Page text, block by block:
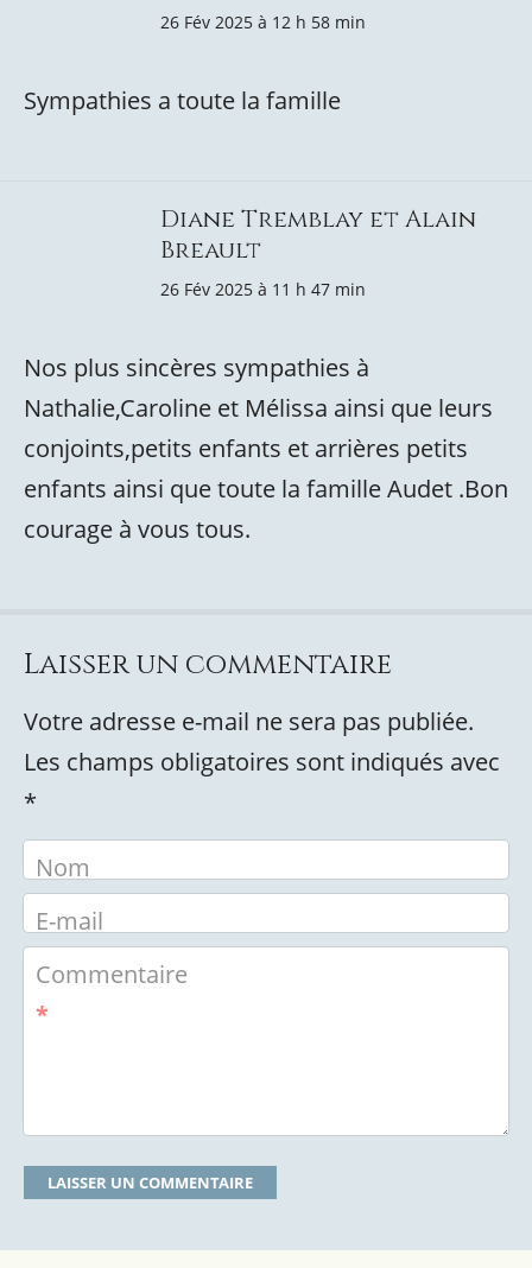
26 Fév 2025 à 12 h 58 min
Sympathies a toute la famille
Diane Tremblay et Alain
Breault
26 Fév 2025 à 11 h 47 min
Nos plus sincères sympathies à
Nathalie,Caroline et Mélissa ainsi que leurs
conjoints,petits enfants et arrières petits
enfants ainsi que toute la famille Audet .Bon
courage à vous tous.
Laisser un commentaire
Votre adresse e-mail ne sera pas publiée.
Les champs obligatoires sont indiqués avec
*
Nom
E-mail
Commentaire
*